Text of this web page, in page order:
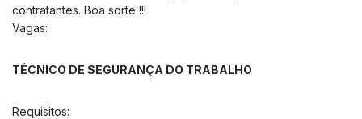
contratantes. Boa sorte !!!
Vagas:
TÉCNICO DE SEGURANÇA DO TRABALHO
Requisitos: